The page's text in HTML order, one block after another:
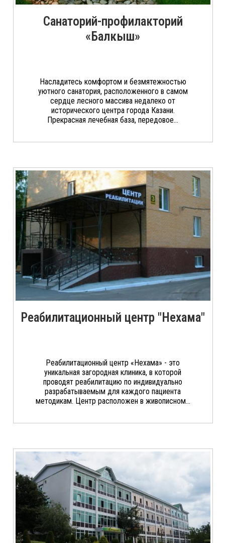
Санаторий-профилакторий
«Балкыш»
Насладитесь комфортом и безмятежностью
уютного санатория, расположенного в самом
сердце лесного массива недалеко от
исторического центра города Казани.
Прекрасная лечебная база, передовое...
Реабилитационный центр "Нехама"
Реабилитационный центр «Нехама» - это
уникальная загородная клиника, в которой
проводят реабилитацию по индивидуально
разрабатываемым для каждого пациента
методикам. Центр расположен в живописном...